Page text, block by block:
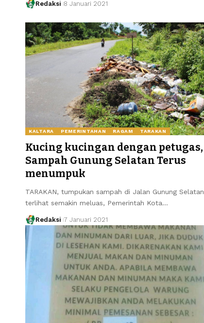
Redaksi 8 Januari 2021
KALTARA PEMERINTAHAN RAGAM TARAKAN
Kucing kucingan dengan petugas,
Sampah Gunung Selatan Terus
menumpuk
TARAKAN, tumpukan sampah di Jalan Gunung Selatan
terlihat semakin meluas, Pemerintah Kota…
Redaksi 7 Januari 2021